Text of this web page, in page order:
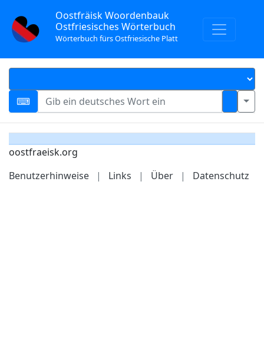
Oostfräisk Woordenbauk
Ostfriesisches Wörterbuch
Wörterbuch fürs Ostfriesische Platt
oostfraeisk.org
Benutzerhinweise
| Links | Über | Datenschutz